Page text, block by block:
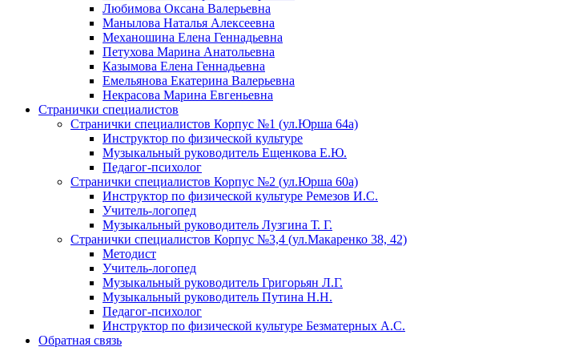
Любимова Оксана Валерьевна
Манылова Наталья Алексеевна
Механошина Елена Геннадьевна
Петухова Марина Анатольевна
Казымова Елена Геннадьевна
Емельянова Екатерина Валерьевна
Некрасова Марина Евгеньевна
Странички специалистов
Странички специалистов Корпус №1 (ул.Юрша 64а)
Инструктор по физической культуре
Музыкальный руководитель Ещенкова Е.Ю.
Педагог-психолог
Странички специалистов Корпус №2 (ул.Юрша 60а)
Инструктор по физической культуре Ремезов И.С.
Учитель-логопед
Музыкальный руководитель Лузгина Т. Г.
Странички специалистов Корпус №3,4 (ул.Макаренко 38, 42)
Методист
Учитель-логопед
Музыкальный руководитель Григорьян Л.Г.
Музыкальный руководитель Путина Н.Н.
Педагог-психолог
Инструктор по физической культуре Безматерных А.С.
Обратная связь